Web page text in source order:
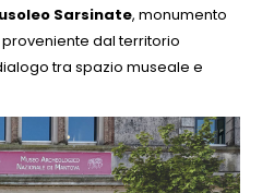
Sarsinate, monumento
dal territorio
tra spazio museale e